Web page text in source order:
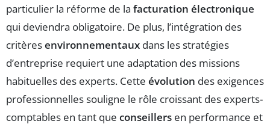
particulier la réforme de la facturation électronique
qui deviendra obligatoire. De plus, l’intégration des
critèresenvironnementaux dans les stratégies
d’entreprise requiert une adaptation des missions
habituelles des experts. Cette évolution des exigences
professionnelles souligne le rôle croissant des experts-
comptables en tant que conseillers en performance et